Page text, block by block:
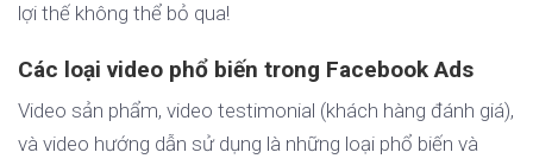
lợi thế không thể bỏ qua!
Các loại video phổ biến trong Facebook Ads
Video sản phẩm, video testimonial (khách hàng đánh giá),
và video hướng dẫn sử dụng là những loại phổ biến và